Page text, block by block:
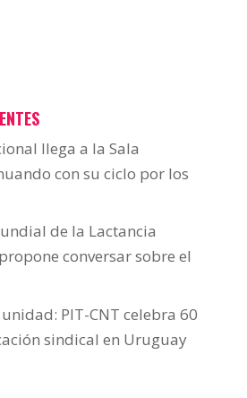
llega a la Sala
con su ciclo por los
de la Lactancia
conversar sobre el
PIT-CNT celebra 60
sindical en Uruguay